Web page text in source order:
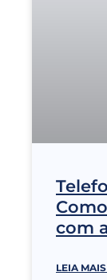
com
LEIA